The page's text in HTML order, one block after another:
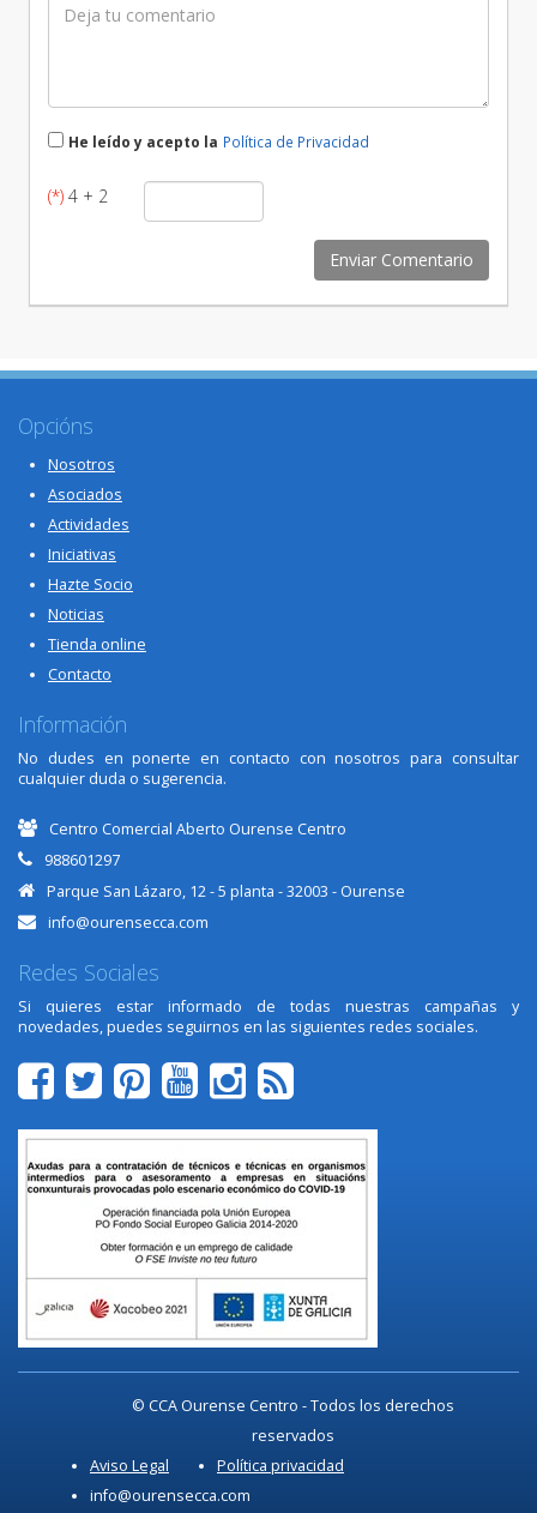
He leído y acepto la Política de Privacidad
(*) 4 + 2
Opcións
Nosotros
Asociados
Actividades
Iniciativas
Hazte Socio
Noticias
Tienda online
Contacto
Información
No dudes en ponerte en contacto con nosotros para consultar
cualquier duda o sugerencia.
Centro Comercial Aberto Ourense Centro
988601297
Parque San Lázaro, 12 - 5 planta - 32003 - Ourense
info@ourensecca.com
Redes Sociales
Si quieres estar informado de todas nuestras campañas y
novedades, puedes seguirnos en las siguientes redes sociales.
© CCA Ourense Centro - Todos los derechos
reservados
Aviso Legal
Política privacidad
info@ourensecca.com